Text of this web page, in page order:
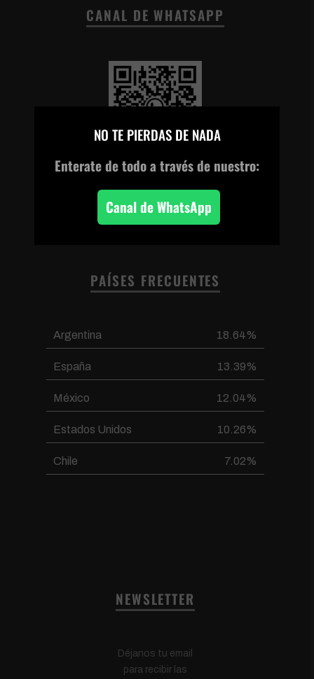
CANAL DE WHATSAPP
Escanea el código o
para unirte a nuestro
canal de WhatsApp
PAÍSES FRECUENTES
Argentina 18.64%
España 13.39%
México 12.04%
Estados Unidos 10.26%
Chile 7.02%
NEWSLETTER
Déjanos tu email
para recibir las
NO TE PIERDAS DE NADA
Enterate de todoa través de nuestro:
Canal de WhatsApp